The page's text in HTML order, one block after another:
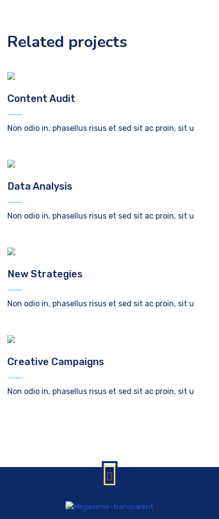
Related projects
Content Audit
Non odio in, phasellus risus et sed sit ac proin, sit u
Data Analysis
Non odio in, phasellus risus et sed sit ac proin, sit u
New Strategies
Non odio in, phasellus risus et sed sit ac proin, sit u
Creative Campaigns
Non odio in, phasellus risus et sed sit ac proin, sit u